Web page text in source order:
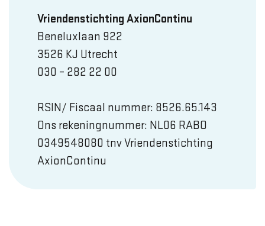
Vriendenstichting AxionContinu
Beneluxlaan 922
3526 KJ Utrecht
030 – 282 22 00
RSIN/ Fiscaal nummer: 8526.65.143
Ons rekeningnummer: NL06 RABO
0349548080 tnv Vriendenstichting
AxionContinu